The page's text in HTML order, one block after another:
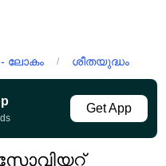
- ലോകം / ശീതയുദ്ധം
Get App